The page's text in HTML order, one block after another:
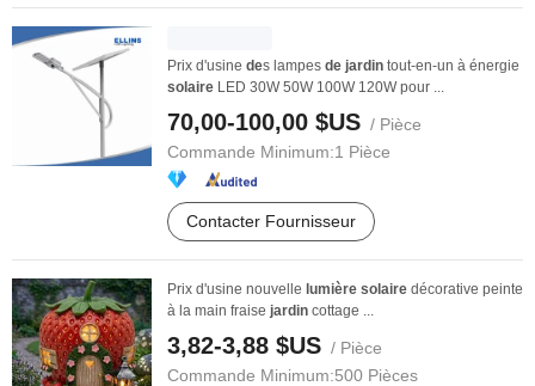
Prix d'usine des lampes de jardin tout-en-un à énergie
solaire LED 30W 50W 100W 120W pour ...
70,00-100,00 $US / Pièce
Commande Minimum:1 Pièce
Contacter Fournisseur
Prix d'usine nouvelle lumière solaire décorative peinte
à la main fraise jardin cottage ...
3,82-3,88 $US / Pièce
Commande Minimum:500 Pièces